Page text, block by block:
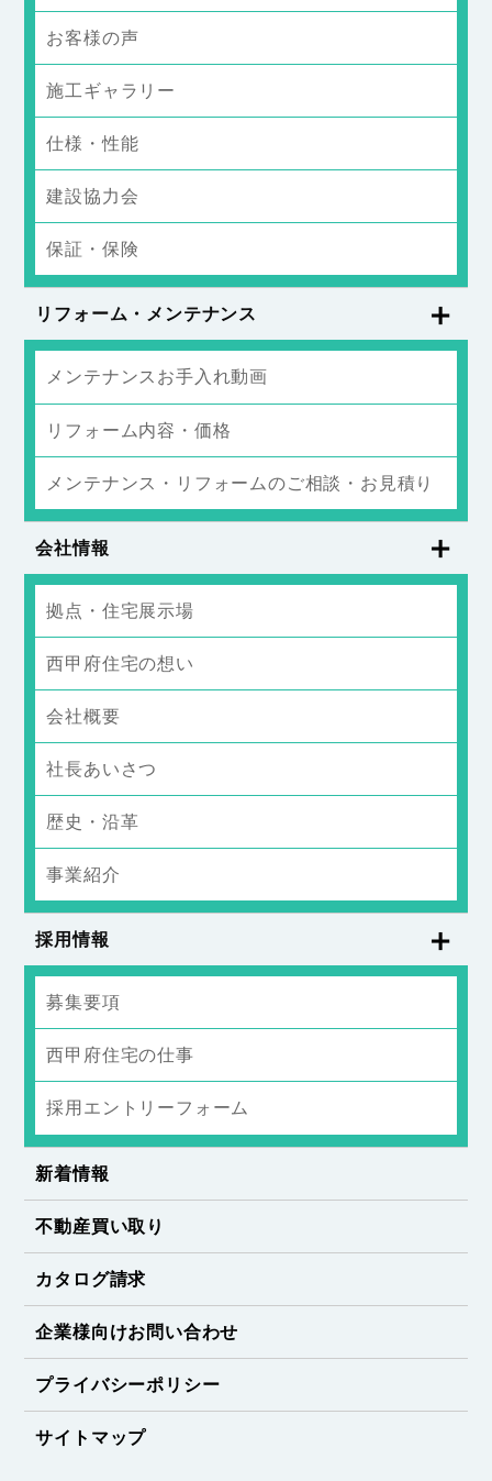
お客様の声
施工ギャラリー
仕様・性能
建設協力会
保証・保険
リフォーム・メンテナンス
メンテナンスお手入れ動画
リフォーム内容・価格
メンテナンス・リフォームのご相談・お見積り
会社情報
拠点・住宅展示場
西甲府住宅の想い
会社概要
社長あいさつ
歴史・沿革
事業紹介
採用情報
募集要項
西甲府住宅の仕事
採用エントリーフォーム
新着情報
不動産買い取り
カタログ請求
企業様向けお問い合わせ
プライバシーポリシー
サイトマップ